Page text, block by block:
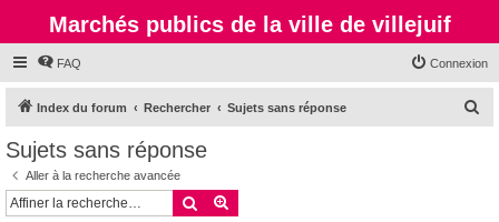
Marchés publics de la ville de villejuif
FAQ Connexion
Index du forum Rechercher Sujets sans réponse
Sujets sans réponse
Aller à la recherche avancée
Rechercher